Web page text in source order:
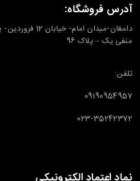
آدرس فروشگاه:
دامغان-میدان
منفی یک – پلاک 96
تلفن:
09190954957
023-35242372
نماد اعتماد الکترونیکی